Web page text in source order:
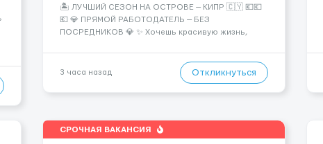
🏝️ ЛУЧШИЙ СЕЗОН НА ОСТРОВЕ — КИПР 🇨🇾 💶💶
💶 💎 ПРЯМОЙ РАБОТОДАТЕЛЬ — БЕЗ
ПОСРЕДНИКОВ 💎 ✨ Хочешь красивую жизнь,
— Опытная команда с годами практики —
Стабильный поток клиентов (без ...
3 часа назад Откликнуться
СРОЧНАЯ ВАКАНСИЯ